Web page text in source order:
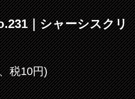
｜シャーシスクリ
税10円)